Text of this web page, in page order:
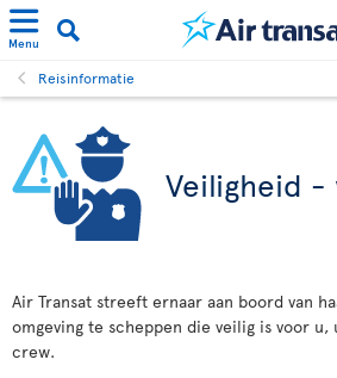
Menu
Reisinformatie
Veiligheid -
Air Transat streeft ernaar aan boord van
omgeving te scheppen die veilig is voor
crew.